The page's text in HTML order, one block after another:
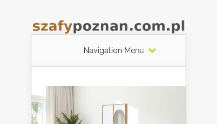
Navigation Menu